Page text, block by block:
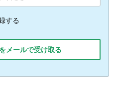
する
メールで受け取る